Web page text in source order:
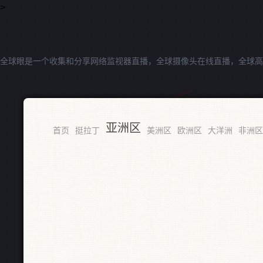
>
全球眼是一个收集和分享网络监视器直播，全球摄像头在线直播，全球
首页 挺拉丁 亚洲区 美洲区 欧洲区 大洋洲 非洲区